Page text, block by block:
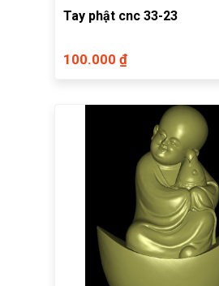
Tay phật cnc 33-23
100.000 ₫